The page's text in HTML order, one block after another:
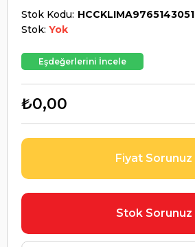
Stok Kodu HCCKLIMA9765143051
Stok: Yok
Eşdeğerlerini İncele
₺0,00
Fiyat Sorunuz
Stok Sorunuz